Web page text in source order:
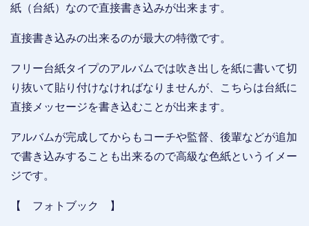
紙（台紙）なので直接書き込みが出来ます。
直接書き込みの出来るのが最大の特徴です。
フリー台紙タイプのアルバムでは吹き出しを紙に書いて切
り抜いて貼り付けなければなりませんが、こちらは台紙に
直接メッセージを書き込むことが出来ます。
アルバムが完成してからもコーチや監督、後輩などが追加
で書き込みすることも出来るので高級な色紙というイメー
ジです。
【 フォトブック 】